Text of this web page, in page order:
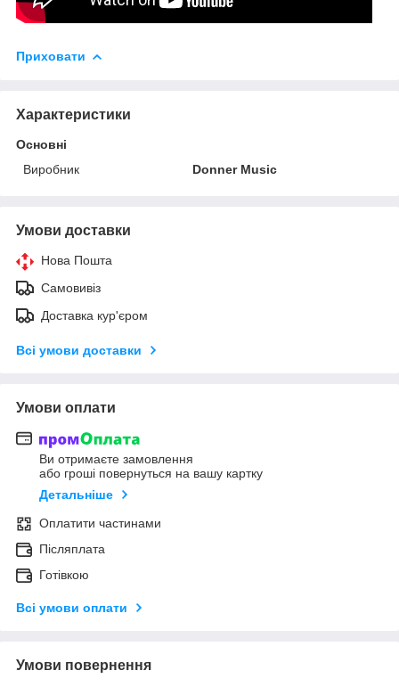
Приховати
Характеристики
Основні
Виробник
Donner Music
Умови доставки
Нова Пошта
Самовивіз
Доставка кур'єром
Всі умови доставки
Умови оплати
Ви отримаєте замовлення
або гроші повернуться на вашу картку
Детальніше
Оплатити частинами
Післяплата
Готівкою
Всі умови оплати
Умови повернення